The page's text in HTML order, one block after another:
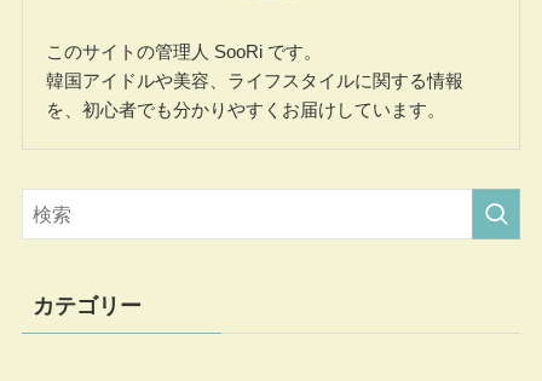
このサイトの管理人 SooRi です。
韓国アイドルや美容、ライフスタイルに関する情報
を、初心者でも分かりやすくお届けしています。
カテゴリー